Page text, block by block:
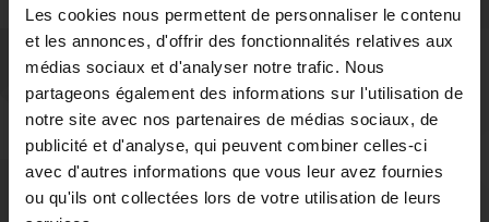
Les cookies nous permettent de personnaliser le contenu
et les annonces, d'offrir des fonctionnalités relatives aux
médias sociaux et d'analyser notre trafic. Nous
partageons également des informations sur l'utilisation de
notre site avec nos partenaires de médias sociaux, de
publicité et d'analyse, qui peuvent combiner celles-ci
avec d'autres informations que vous leur avez fournies
ou qu'ils ont collectées lors de votre utilisation de leurs
EN DIRECT DE VOS VILLES
La CMAR en Vidéo
Fabricant français de véhicules spéciaux et d’équipements pour
nettoyage urbain, la CMAR est leader européen dans le décapage
urbain et de la construction de véhicules spéciaux
En quête constante de qualité, la CMAR recherche, innove et
modernise ses équipements en fonction des évolutions urbaines.